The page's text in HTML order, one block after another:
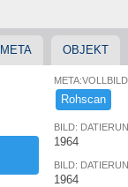
META OBJEKT
Rohscan
BILD:
1964
BILD:
1964